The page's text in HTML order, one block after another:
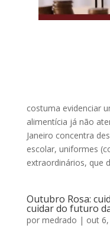
costuma evidenciar
alimentícia já não
Janeiro concentra
escolar, uniformes
extraordinários, que
Outubro Rosa:
cuidar do futuro
por medrado | out